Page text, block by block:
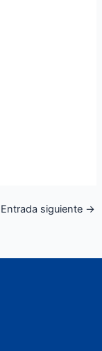
Entrada siguiente →